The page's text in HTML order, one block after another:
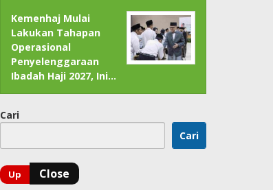
Kemenhaj Mulai
Lakukan Tahapan
Operasional
Penyelenggaraan
Ibadah Haji 2027, Ini…
Cari
Cari